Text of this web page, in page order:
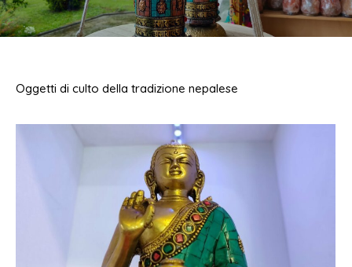
Oggetti di culto della tradizione nepalese